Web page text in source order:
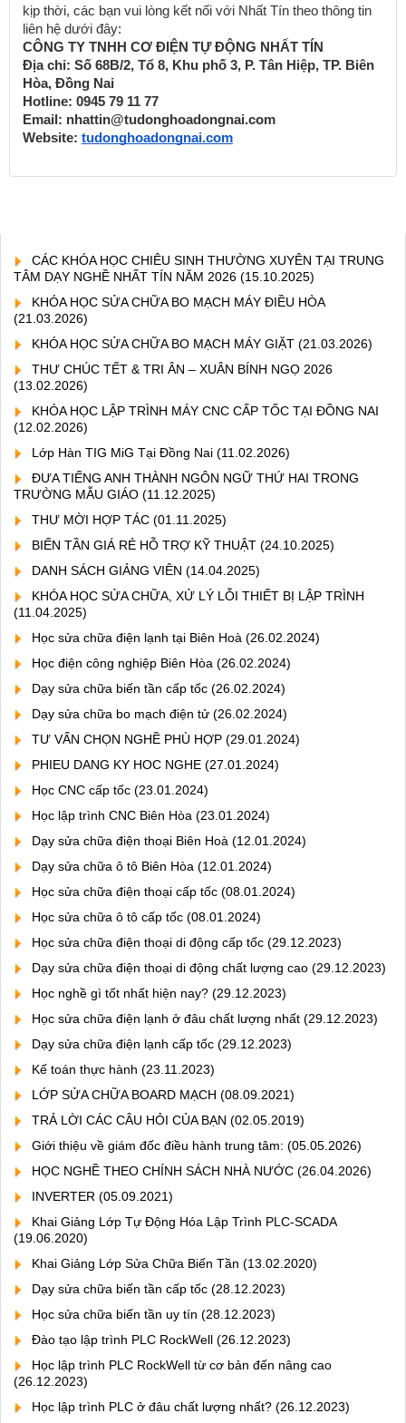
kịp thời, các bạn vui lòng kết nối với Nhất Tín theo thông tin
liên hệ dưới đây:
CÔNG TY TNHH CƠ ĐIỆN TỰ ĐỘNG NHẤT TÍN
Địa chỉ: Số 68B/2, Tổ 8, Khu phố 3, P. Tân Hiệp, TP. Biên
Hòa, Đồng Nai
Hotline: 0945 79 11 77
Email: nhattin@tudonghoadongnai.com
Website: tudonghoadongnai.com
CÁC KHÓA HỌC CHIÊU SINH THƯỜNG XUYÊN TẠI TRUNG
TÂM DẠY NGHỀ NHẤT TÍN NĂM 2026 (15.10.2025)
KHÓA HỌC SỬA CHỮA BO MẠCH MÁY ĐIỀU HÒA
(21.03.2026)
KHÓA HỌC SỬA CHỮA BO MẠCH MÁY GIẶT (21.03.2026)
THƯ CHÚC TẾT & TRI ÂN – XUÂN BÍNH NGỌ 2026
(13.02.2026)
KHÓA HỌC LẬP TRÌNH MÁY CNC CẤP TỐC TẠI ĐỒNG NAI
(12.02.2026)
Lớp Hàn TIG MiG Tại Đồng Nai (11.02.2026)
ĐƯA TIẾNG ANH THÀNH NGÔN NGỮ THỨ HAI TRONG
TRƯỜNG MẪU GIÁO (11.12.2025)
THƯ MỜI HỢP TÁC (01.11.2025)
BIẾN TẦN GIÁ RẺ HỖ TRỢ KỸ THUẬT (24.10.2025)
DANH SÁCH GIẢNG VIÊN (14.04.2025)
KHÓA HỌC SỬA CHỮA, XỬ LÝ LỖI THIẾT BỊ LẬP TRÌNH
(11.04.2025)
Học sửa chữa điện lạnh tại Biên Hoà (26.02.2024)
Học điện công nghiệp Biên Hòa (26.02.2024)
Dạy sửa chữa biến tần cấp tốc (26.02.2024)
Dạy sửa chữa bo mạch điện tử (26.02.2024)
TƯ VẤN CHỌN NGHỀ PHÙ HỢP (29.01.2024)
PHIEU DANG KY HOC NGHE (27.01.2024)
Học CNC cấp tốc (23.01.2024)
Học lập trình CNC Biên Hòa (23.01.2024)
Dạy sửa chữa điện thoại Biên Hoà (12.01.2024)
Dạy sửa chữa ô tô Biên Hòa (12.01.2024)
Học sửa chữa điện thoại cấp tốc (08.01.2024)
Học sửa chữa ô tô cấp tốc (08.01.2024)
Học sửa chữa điện thoại di động cấp tốc (29.12.2023)
Dạy sửa chữa điện thoại di động chất lượng cao (29.12.2023)
Học nghề gì tốt nhất hiện nay? (29.12.2023)
Học sửa chữa điện lạnh ở đâu chất lượng nhất (29.12.2023)
Dạy sửa chữa điện lạnh cấp tốc (29.12.2023)
Kế toán thực hành (23.11.2023)
LỚP SỬA CHỮA BOARD MẠCH (08.09.2021)
TRẢ LỜI CÁC CÂU HỎI CỦA BẠN (02.05.2019)
Giới thiệu về giám đốc điều hành trung tâm: (05.05.2026)
HỌC NGHỀ THEO CHÍNH SÁCH NHÀ NƯỚC (26.04.2026)
INVERTER (05.09.2021)
Khai Giảng Lớp Tự Động Hóa Lập Trình PLC-SCADA
(19.06.2020)
Khai Giảng Lớp Sửa Chữa Biến Tần (13.02.2020)
Dạy sửa chữa biến tần cấp tốc (28.12.2023)
Học sửa chữa biến tần uy tín (28.12.2023)
Đào tạo lập trình PLC RockWell (26.12.2023)
Học lập trình PLC RockWell từ cơ bản đến nâng cao
(26.12.2023)
Học lập trình PLC ở đâu chất lượng nhất? (26.12.2023)